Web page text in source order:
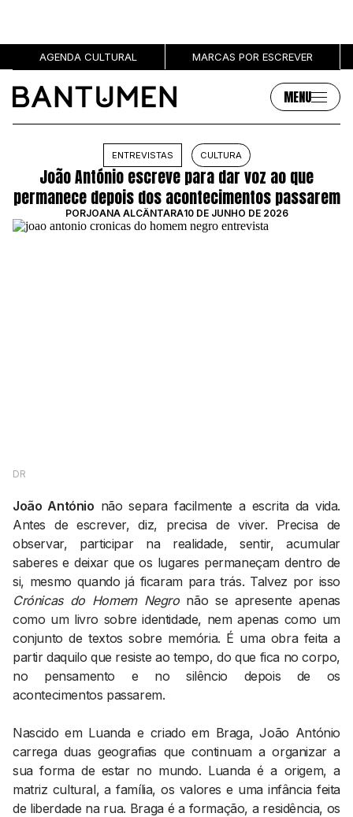
AGENDA CULTURAL MARCAS POR ESCREVER
MENU
MÚSICA
SOCIEDADE
CULTURA
Sobre
SOBRE NÓS
PUBLICIDADE
AUTORES
Contactos
EMAIL
GERAL@BANTUMEN.COM
WHATSAPP
+351 912 127 577
Pesquisar
ENTREVISTAS CULTURA
João António escreve para dar voz ao que
permanece depois dos acontecimentos passarem
PORJOANA ALCÂNTARA10 DE JUNHO DE 2026
DR
João António não separa facilmente a escrita da vida.
Antes de escrever, diz, precisa de viver. Precisa de
observar, participar na realidade, sentir, acumular
saberes e deixar que os lugares permaneçam dentro de
si, mesmo quando já ficaram para trás. Talvez por isso
Crónicas do Homem Negronão se apresente apenas
como um livro sobre identidade, nem apenas como um
conjunto de textos sobre memória. É uma obra feita a
partir daquilo que resiste ao tempo, do que fica no corpo,
no pensamento e no silêncio depois de os
acontecimentos passarem.
Nascido em Luanda e criado em Braga, João António
carrega duas geografias que continuam a organizar a
sua forma de estar no mundo. Luanda é a origem, a
matriz cultural, a família, os valores e uma infância feita
de liberdade na rua. Braga é a formação, a residência, os